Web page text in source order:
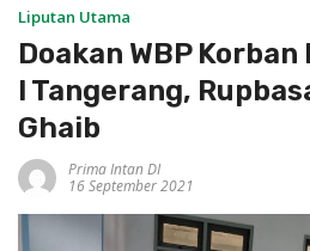
Liputan Utama
Doakan WBP
I Tangerang,
Ghaib
Prima Intan DI
16 September 2021